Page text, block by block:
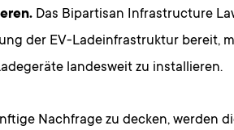
Das Bipartisan Infrastructure
der EV-Ladeinfrastruktur bereit,
landesweit zu installieren.
Nachfrage zu decken, werden